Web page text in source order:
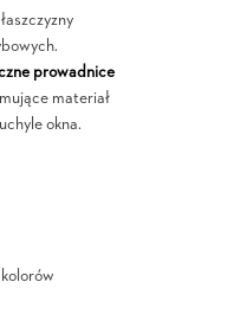
prowadnice
materiał
okna.